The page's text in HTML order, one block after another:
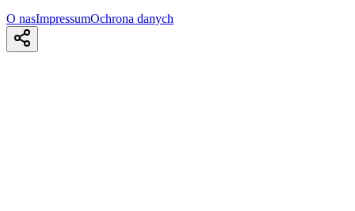
O nasImpressumOchrona danych